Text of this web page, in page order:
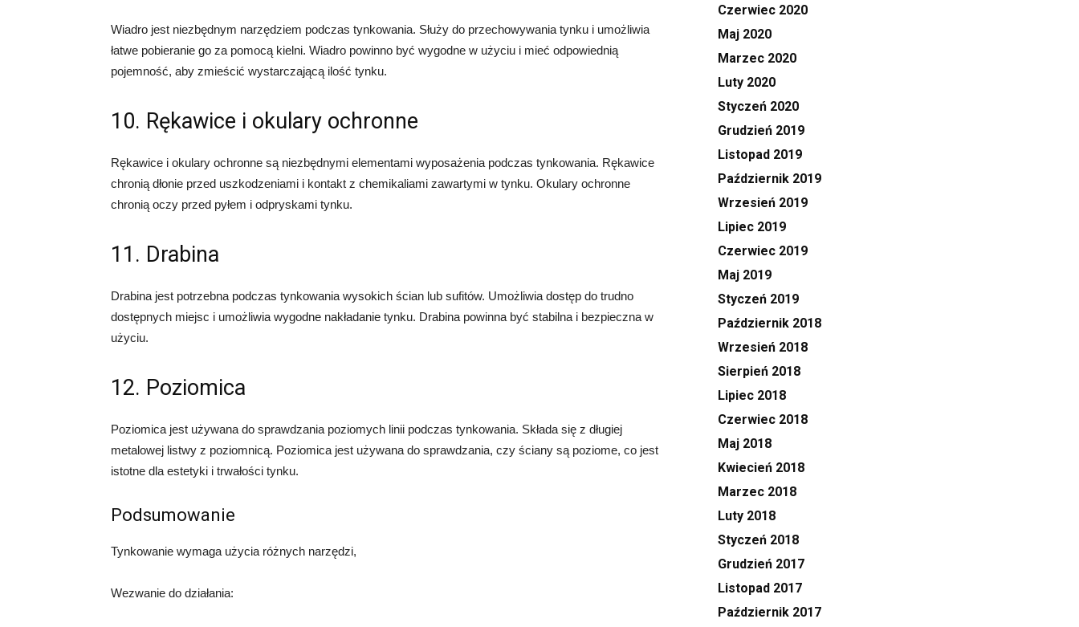
Wiadro jest niezbędnym narzędziem podczas tynkowania. Służy do przechowywania tynku i umożliwia
łatwe pobieranie go za pomocą kielni. Wiadro powinno być wygodne w użyciu i mieć odpowiednią
pojemność, aby zmieścić wystarczającą ilość tynku.
10. Rękawice i okulary ochronne
Rękawice i okulary ochronne są niezbędnymi elementami wyposażenia podczas tynkowania. Rękawice
chronią dłonie przed uszkodzeniami i kontakt z chemikaliami zawartymi w tynku. Okulary ochronne
chronią oczy przed pyłem i odpryskami tynku.
11. Drabina
Drabina jest potrzebna podczas tynkowania wysokich ścian lub sufitów. Umożliwia dostęp do trudno
dostępnych miejsc i umożliwia wygodne nakładanie tynku. Drabina powinna być stabilna i bezpieczna w
użyciu.
12. Poziomica
Poziomica jest używana do sprawdzania poziomych linii podczas tynkowania. Składa się z długiej
metalowej listwy z poziomnicą. Poziomica jest używana do sprawdzania, czy ściany są poziome, co jest
istotne dla estetyki i trwałości tynku.
Podsumowanie
Tynkowanie wymaga użycia różnych narzędzi,
Wezwanie do działania:
Czerwiec 2020
Maj 2020
Marzec 2020
Luty 2020
Styczeń 2020
Grudzień 2019
Listopad 2019
Październik 2019
Wrzesień 2019
Lipiec 2019
Czerwiec 2019
Maj 2019
Styczeń 2019
Październik 2018
Wrzesień 2018
Sierpień 2018
Lipiec 2018
Czerwiec 2018
Maj 2018
Kwiecień 2018
Marzec 2018
Luty 2018
Styczeń 2018
Grudzień 2017
Listopad 2017
Październik 2017